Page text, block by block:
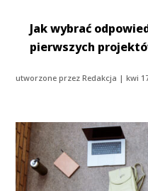
Jak wybrać
pierwszych
utworzone przezRedakcja |kwi